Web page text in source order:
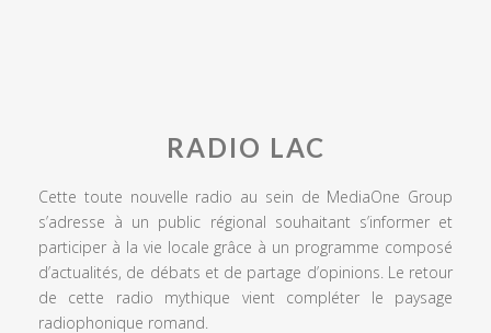
RADIO LAC
Cette toute nouvelle radio au sein de MediaOne Group
s’adresse à un public régional souhaitant s’informer et
participer à la vie locale grâce à un programme composé
d’actualités, de débats et de partage d’opinions. Le retour
de cette radio mythique vient compléter le paysage
radiophonique romand.